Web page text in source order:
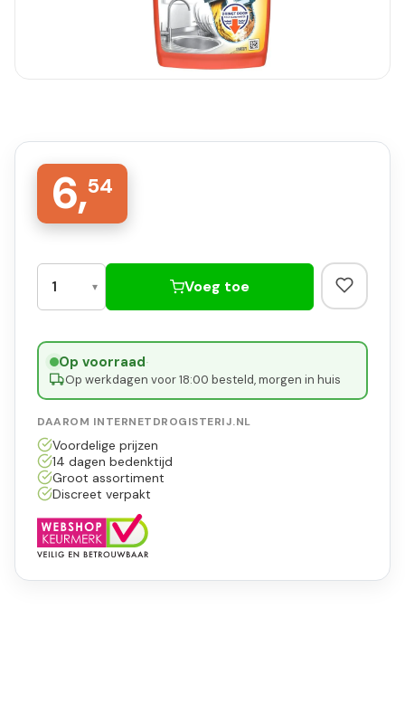
6,54
Voeg toe
Op voorraad·
Op werkdagen voor 18:00 besteld, morgen in huis
DAAROM INTERNETDROGISTERIJ.NL
Voordelige prijzen
14 dagen bedenktijd
Groot assortiment
Discreet verpakt